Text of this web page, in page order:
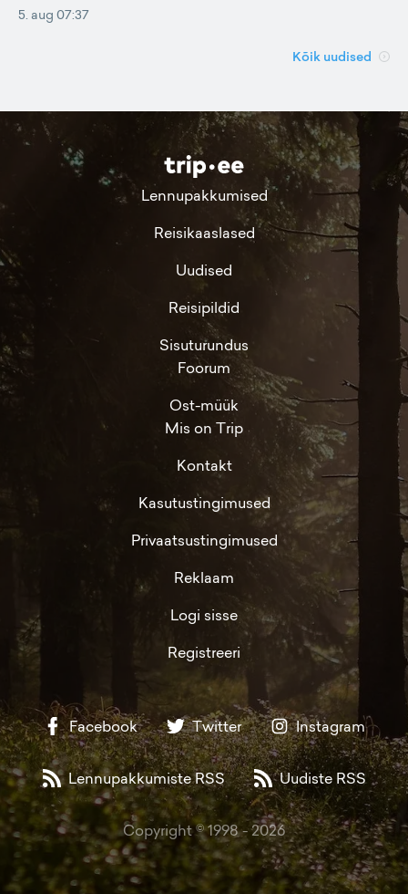
5. aug 07:37
Kõik uudised
Lennupakkumised
Reisikaaslased
Uudised
Reisipildid
Sisuturundus
Foorum
Ost-müük
Mis on Trip
Kontakt
Kasutustingimused
Privaatsustingimused
Reklaam
Logi sisse
Registreeri
Facebook Twitter Instagram
Lennupakkumiste RSS Uudiste RSS
Copyright © 1998 -2026